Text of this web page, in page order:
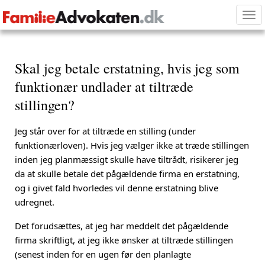
Skal jeg betale erstatning, hvis jeg som
funktionær undlader at tiltræde
stillingen?
Jeg står over for at tiltræde en stilling (under
funktionærloven). Hvis jeg vælger ikke at træde stillingen
inden jeg planmæssigt skulle have tiltrådt, risikerer jeg
da at skulle betale det pågældende firma en erstatning,
og i givet fald hvorledes vil denne erstatning blive
udregnet.
Det forudsættes, at jeg har meddelt det pågældende
firma skriftligt, at jeg ikke ønsker at tiltræde stillingen
(senest inden for en ugen før den planlagte